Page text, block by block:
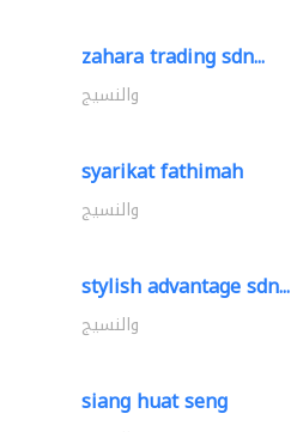
zahara trading sdn...
والنسيج
syarikat fathimah
والنسيج
stylish advantage sdn...
والنسيج
siang huat seng